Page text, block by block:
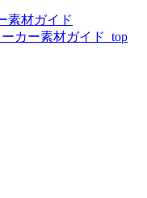
素材ガイド
カー素材ガイド_top